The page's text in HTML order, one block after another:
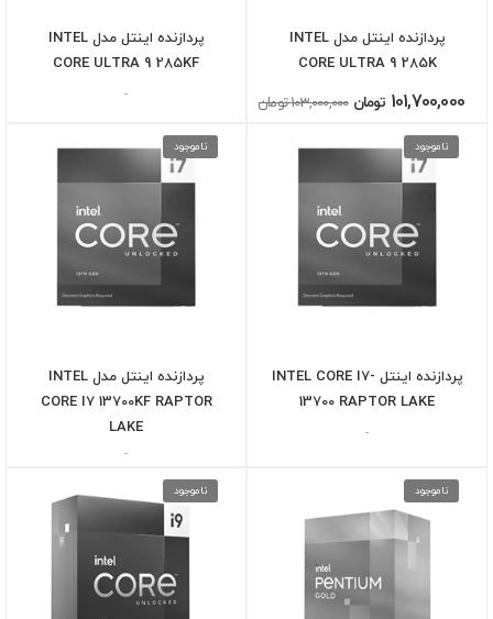
پردازنده اینتل مدل INTEL
CORE ULTRA 9 285K
101,700,000 تومان 103,000,000 تومان
پردازنده اینتل مدل INTEL
CORE ULTRA 9 285KF
-
ناموجود
پردازنده اینتل INTEL CORE I7-
13700 RAPTOR LAKE
-
ناموجود
پردازنده اینتل مدل INTEL
CORE I7 13700KF RAPTOR
LAKE
-
ناموجود ناموجود